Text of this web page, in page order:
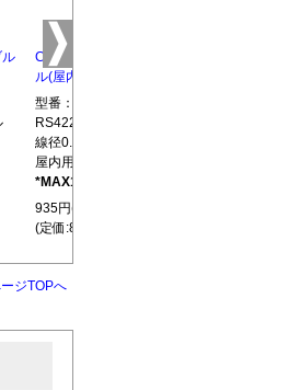
CBLTP-10 シールド付き10対ツイストペ
ル(屋内用)
型番：CBLTP-10
RS422/RS485/4線式RS485用両端バラケ
線径0.32mm(AWG28)/撚り線/外径12.7mm
屋内用(850円/m)
*MAX100m
935円(税込)
(定価:850円+消費税)〜
ジTOPへ